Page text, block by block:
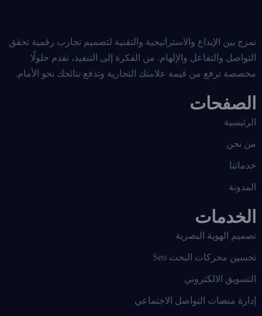
نمزج بين الإبداع والاستراتيجية والتقنية لتصميم تجارب رقمية تحقق
التواصل والتفاعل والإلهام. من الفكرة إلى التنفيذ، نقدم حلولًا
مخصصة ترفع من قيمة علامتك التجارية وتدفع نتائجك نحو الأمام.
الصفحات
الرئيسية
من نحن
خدماتنا
المدونة
الخدمات
تصميم الهوية البصرية
تحسين محركات البحث Seo
التسويق الالكتروني
إدارة منصات التواصل الاجتماعي